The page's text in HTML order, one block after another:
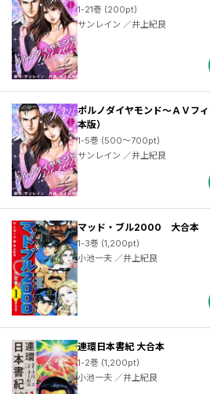
1-21巻 (200pt)
サンレイン ／井上紀良
ポルノダイヤモンド～ＡＶ
本版）
1-5巻 (500～700pt)
サンレイン ／井上紀良
マッド・ブル2000 大合本
1-3巻 (1,200pt)
小池一夫 ／井上紀良
連環日本書紀 大合本
1-2巻 (1,200pt)
小池一夫 ／井上紀良